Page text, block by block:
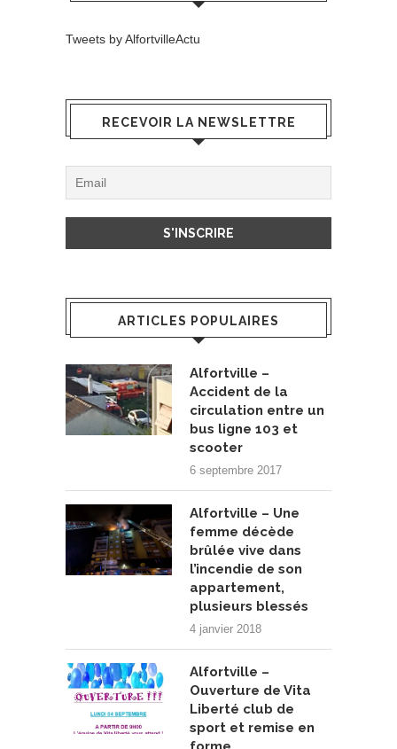
Tweets by AlfortvilleActu
RECEVOIR LA NEWSLETTRE
ARTICLES POPULAIRES
Alfortville –
Accident de la
circulation entre un
bus ligne 103 et
scooter
6 septembre 2017
Alfortville – Une
femme décède
brûlée vive dans
l’incendie de son
appartement,
plusieurs blessés
4 janvier 2018
Alfortville –
Ouverture de Vita
Liberté club de
sport et remise en